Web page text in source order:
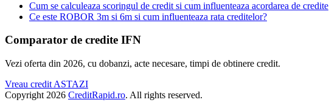
Cum se calculeaza scoringul de credit si cum influenteaza acordarea de credite
Ce este ROBOR 3m si 6m si cum influenteaza rata creditelor?
Comparator de credite IFN
Vezi oferta din 2026, cu dobanzi, acte necesare, timpi de obtinere credit.
Vreau credit ASTAZI
Copyright 2026 CreditRapid.ro. All rights reserved.